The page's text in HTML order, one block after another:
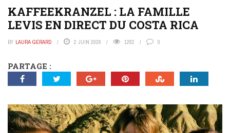
KAFFEEKRANZEL : LA FAMILLE
LEVIS EN DIRECT DU COSTA RICA
BY LAURA GERARD 2 JUIN 2026 1282 0
PARTAGE :